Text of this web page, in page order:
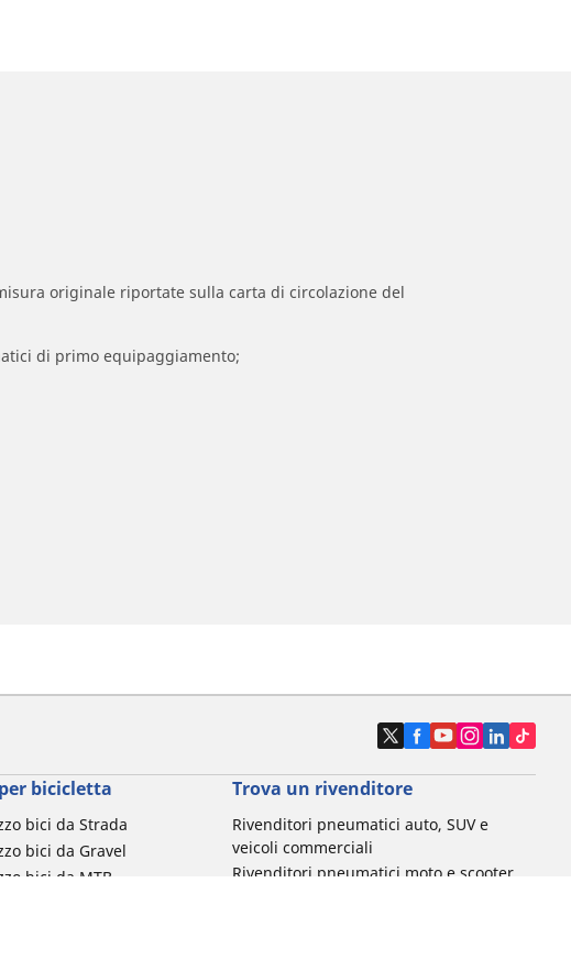
originale riportate sulla carta di circolazione del
di primo equipaggiamento;
bicicletta
bici da Strada
bici da Gravel
bici da MTB
Trova un rivenditore
Rivenditori pneumatici auto, SUV e
veicoli commerciali
Rivenditori pneumatici moto e scooter